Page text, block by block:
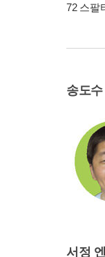
72 스팔
송도수
서정